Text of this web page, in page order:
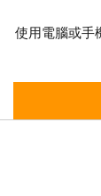
使用電腦或手